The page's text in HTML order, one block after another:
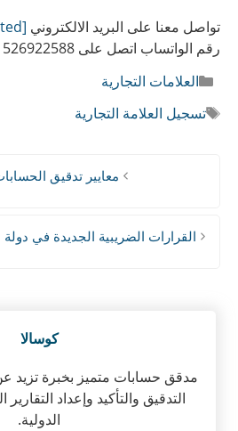
تواصل معنا على البريد الالكتروني [email protected]
رقم الواتساب اتصل على 00971526922588
التصنيفات
العلامات التجارية
الوسوم
تسجيل العلامة التجارية
معايير تدقيق
القرارات الضريبية الجديدة في دولة
كوسالا
التدقيق والتأكيد وإعداد التقارير
الدولية.